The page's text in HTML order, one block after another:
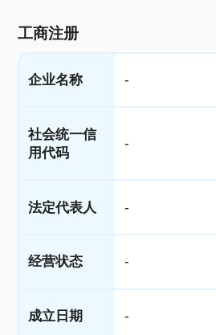
工商注册
企业名称 -
社会统一信
用代码
-
法定代表人 -
经营状态 -
成立日期 -